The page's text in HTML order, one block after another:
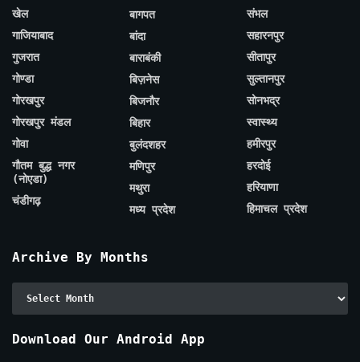
खेल
गाजियाबाद
गुजरात
गोण्डा
गोरखपुर
गोरखपुर मंडल
गोवा
गौतम बुद्ध नगर
(नोएडा)
चंडीगढ़
बागपत
बांदा
बाराबंकी
बिज़नेस
बिजनौर
बिहार
बुलंदशहर
मणिपुर
मथुरा
मध्य प्रदेश
संभल
सहारनपुर
सीतापुर
सुल्तानपुर
सोनभद्र
स्वास्थ्य
हमीरपुर
हरदोई
हरियाणा
हिमाचल प्रदेश
Archive By Months
Download Our Android App